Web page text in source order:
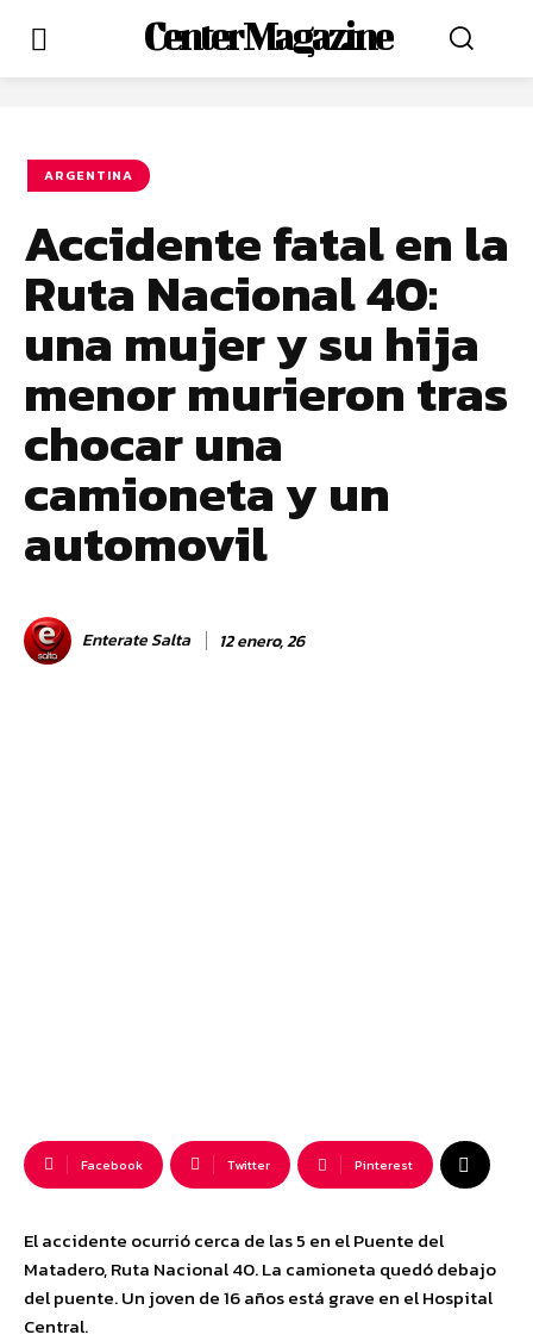
Center Magazine
ARGENTINA
Accidente fatal en la
Ruta Nacional 40:
una mujer y su hija
menor murieron tras
chocar una
camioneta y un
automovil
Enterate Salta 12 enero, 26
Facebook Twitter Pinterest
El accidente ocurrió cerca de las 5 en el Puente del
Matadero, Ruta Nacional 40. La camioneta quedó debajo
del puente. Un joven de 16 años está grave en el Hospital
Central.